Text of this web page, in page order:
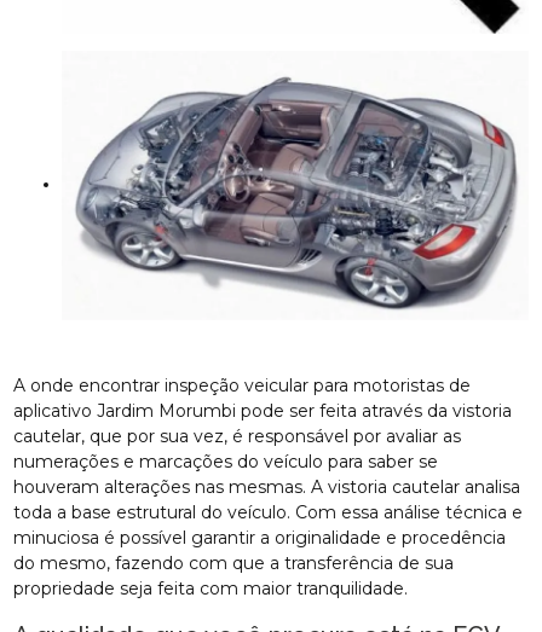
A onde encontrar inspeção veicular para motoristas de
aplicativo Jardim Morumbi pode ser feita através da vistoria
cautelar, que por sua vez, é responsável por avaliar as
numerações e marcações do veículo para saber se
houveram alterações nas mesmas. A vistoria cautelar analisa
toda a base estrutural do veículo. Com essa análise técnica e
minuciosa é possível garantir a originalidade e procedência
do mesmo, fazendo com que a transferência de sua
propriedade seja feita com maior tranquilidade.